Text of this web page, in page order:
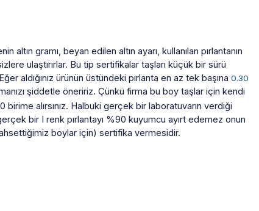
altın gramı, beyan edilen altın ayarı, kullanılan pırlantanın
ulaştırırlar. Bu tip sertifikalar taşları küçük bir sürü
aldığınız ürünün üstündeki pırlanta en az tek başına 0.30
şiddetle öneririz. Çünkü firma bu boy taşlar için kendi
birime alırsınız. Halbuki gerçek bir laboratuvarın verdiği
bir I renk pırlantayı %90 kuyumcu ayırt edemez onun
boylar için) sertifika vermesidir.